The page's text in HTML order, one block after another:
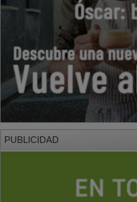
PUBLICIDAD